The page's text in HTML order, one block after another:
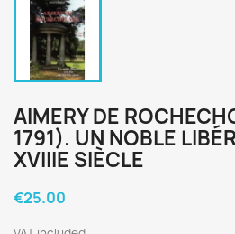
AIMERY DE
1791). UN NOBLE
XVIIIE SIÈCLE
€25.00